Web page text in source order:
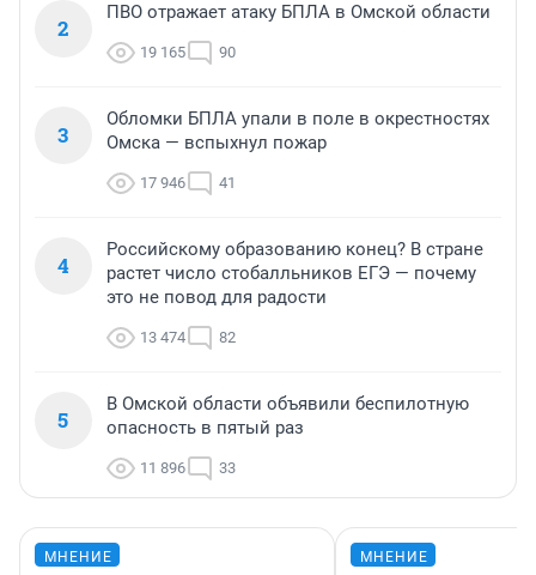
2
ПВО отражает атаку БПЛА в Омской области
19 165 90
3
Обломки БПЛА упали в поле в окрестностях
Омска — вспыхнул пожар
17 946 41
4
Российскому образованию конец? В стране
растет число стобалльников ЕГЭ — почему
это не повод для радости
13 474 82
5
В Омской области объявили беспилотную
опасность в пятый раз
11 896 33
МНЕНИЕ МНЕНИЕ